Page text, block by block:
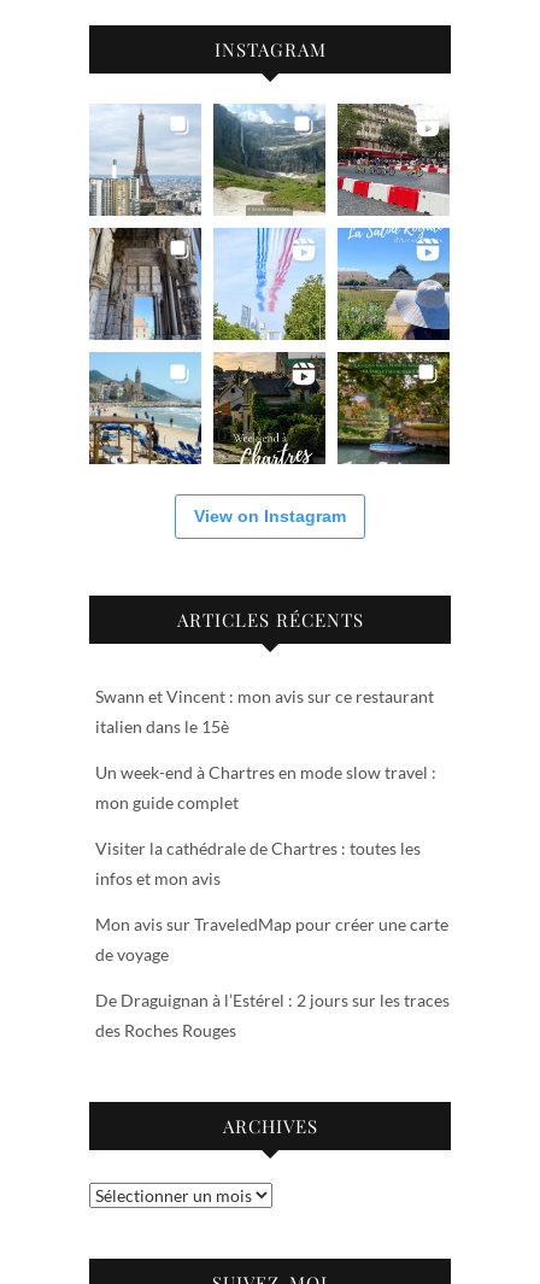
INSTAGRAM
View on Instagram
ARTICLES RÉCENTS
Swann et Vincent : mon avis sur ce restaurant
italien dans le 15è
Un week-end à Chartres en mode slow travel :
mon guide complet
Visiter la cathédrale de Chartres : toutes les
infos et mon avis
Mon avis sur TraveledMap pour créer une carte
de voyage
De Draguignan à l’Estérel : 2 jours sur les traces
des Roches Rouges
ARCHIVES
Archives